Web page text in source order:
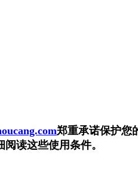
郑重承诺保护您
读这些使用条件。